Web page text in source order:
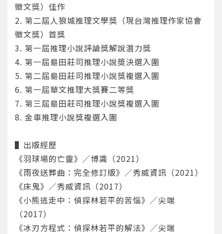
徵文獎）佳作
2. 第二屆人狼城推理文學獎（現台灣推理作家協會
徵文獎）首獎
3. 第一屆推理小說評論獎解說潛力獎
4. 第一屆島田莊司推理小說奬決選入圍
5. 第二屆島田莊司推理小說獎複選入圍
6. 第一屆華文推理大獎賽二等獎
7. 第三屆島田莊司推理小說獎複選入圍
8. 金車推理小說獎複選入圍
▌出版經歷
《羽球場的亡靈》／博識（2021）
《雨夜送葬曲：完全修訂版》／秀威資訊（2021）
《床鬼》／秀威資訊（2017）
《小熊逃走中：偵探林若平的苦惱》／尖端
（2017）
《冰刃方程式：偵探林若平的解法》／尖端